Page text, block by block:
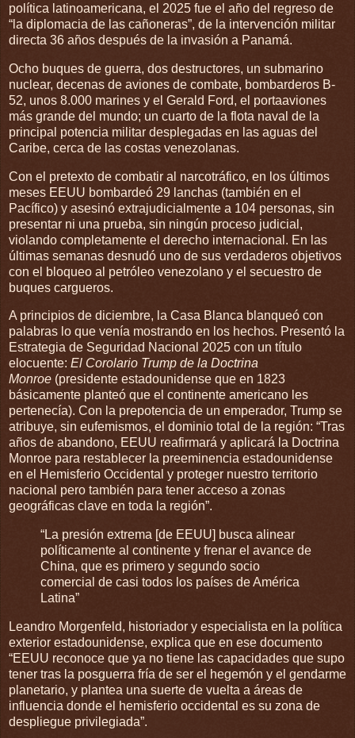
política latinoamericana, el 2025 fue el año del regreso de
“la diplomacia de las cañoneras”, de la intervención militar
directa 36 años después de la invasión a Panamá.
Ocho buques de guerra, dos destructores, un submarino
nuclear, decenas de aviones de combate, bombarderos B-
52, unos 8.000 marines y el Gerald Ford, el portaaviones
más grande del mundo; un cuarto de la flota naval de la
principal potencia militar desplegadas en las aguas del
Caribe, cerca de las costas venezolanas.
Con el pretexto de combatir al narcotráfico, en los últimos
meses EEUU bombardeó 29 lanchas (también en el
Pacífico) y asesinó extrajudicialmente a 104 personas, sin
presentar ni una prueba, sin ningún proceso judicial,
violando completamente el derecho internacional. En las
últimas semanas desnudó uno de sus verdaderos objetivos
con el bloqueo al petróleo venezolano y el secuestro de
buques cargueros.
A principios de diciembre, la Casa Blanca blanqueó con
palabras lo que venía mostrando en los hechos. Presentó la
Estrategia de Seguridad Nacional 2025 con un título
elocuente: El Corolario Trump de la Doctrina
Monroe (presidente estadounidense que en 1823
básicamente planteó que el continente americano les
pertenecía). Con la prepotencia de un emperador, Trump se
atribuye, sin eufemismos, el dominio total de la región: “Tras
años de abandono, EEUU reafirmará y aplicará la Doctrina
Monroe para restablecer la preeminencia estadounidense
en el Hemisferio Occidental y proteger nuestro territorio
nacional pero también para tener acceso a zonas
geográficas clave en toda la región”.
“La presión extrema [de EEUU] busca alinear
políticamente al continente y frenar el avance de
China, que es primero y segundo socio
comercial de casi todos los países de América
Latina”
Leandro Morgenfeld, historiador y especialista en la política
exterior estadounidense, explica que en ese documento
“EEUU reconoce que ya no tiene las capacidades que supo
tener tras la posguerra fría de ser el hegemón y el gendarme
planetario, y plantea una suerte de vuelta a áreas de
influencia donde el hemisferio occidental es su zona de
despliegue privilegiada”.